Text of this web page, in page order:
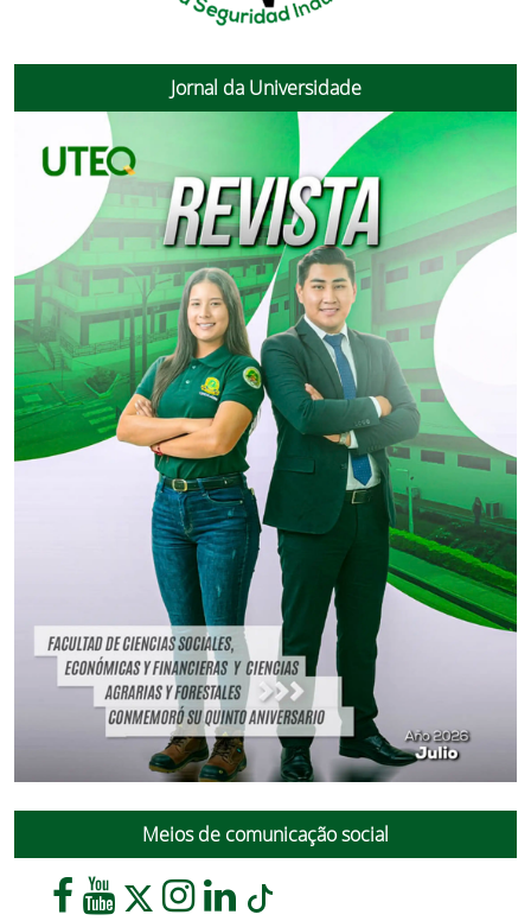
Jornal da Universidade
Meios de comunicação social